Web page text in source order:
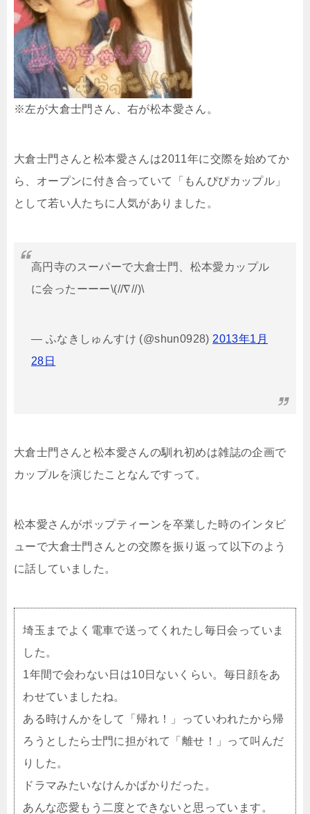
※左が大倉士門さん、右が松本愛さん。
大倉士門さんと松本愛さんは2011年に交際を始めてか
ら、オープンに付き合っていて「もんぴぴカップル」
として若い人たちに人気がありました。
高円寺のスーパーで大倉士門、松本愛カップル
に会ったーーー\(//∇//)\
— ふなきしゅんすけ (@shun0928) 2013年1月
28日
大倉士門さんと松本愛さんの馴れ初めは雑誌の企画で
カップルを演じたことなんですって。
松本愛さんがポップティーンを卒業した時のインタビ
ューで大倉士門さんとの交際を振り返って以下のよう
に話していました。
埼玉までよく電車で送ってくれたし毎日会っていま
した。
1年間で会わない日は10日ないくらい。毎日顔をあ
わせていましたね。
ある時けんかをして「帰れ！」っていわれたから帰
ろうとしたら士門に担がれて「離せ！」って叫んだ
りした。
ドラマみたいなけんかばかりだった。
あんな恋愛もう二度とできないと思っています。